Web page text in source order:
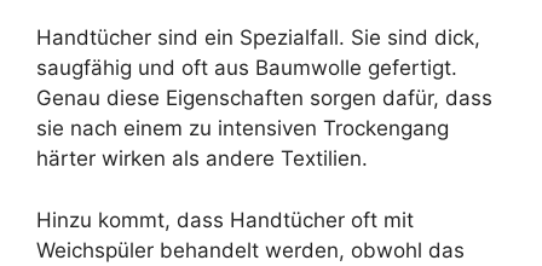
Handtücher sind ein Spezialfall. Sie sind dick,
saugfähig und oft aus Baumwolle gefertigt.
Genau diese Eigenschaften sorgen dafür, dass
sie nach einem zu intensiven Trockengang
härter wirken als andere Textilien.
Hinzu kommt, dass Handtücher oft mit
Weichspüler behandelt werden, obwohl das